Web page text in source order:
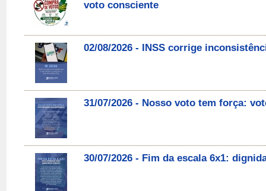
voto consciente
02/08/2026 - INSS corrige
31/07/2026 - Nosso voto tem força:
30/07/2026 - Fim da escala 6x1: